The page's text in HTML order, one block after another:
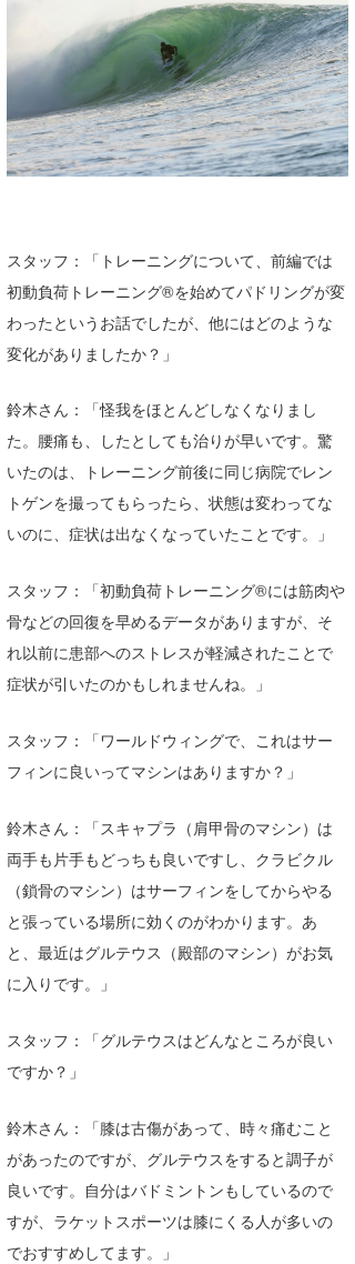
スタッフ：「トレーニングについて、前編では
初動負荷トレーニング®を始めてパドリングが変
わったというお話でしたが、他にはどのような
変化がありましたか？」
鈴木さん：「怪我をほとんどしなくなりまし
た。腰痛も、したとしても治りが早いです。驚
いたのは、トレーニング前後に同じ病院でレン
トゲンを撮ってもらったら、状態は変わってな
いのに、症状は出なくなっていたことです。」
スタッフ：「初動負荷トレーニング®には筋肉や
骨などの回復を早めるデータがありますが、そ
れ以前に患部へのストレスが軽減されたことで
症状が引いたのかもしれませんね。」
スタッフ：「ワールドウィングで、これはサー
フィンに良いってマシンはありますか？」
鈴木さん：「スキャプラ（肩甲骨のマシン）は
両手も片手もどっちも良いですし、クラビクル
（鎖骨のマシン）はサーフィンをしてからやる
と張っている場所に効くのがわかります。あ
と、最近はグルテウス（殿部のマシン）がお気
に入りです。」
スタッフ：「グルテウスはどんなところが良い
ですか？」
鈴木さん：「膝は古傷があって、時々痛むこと
があったのですが、グルテウスをすると調子が
良いです。自分はバドミントンもしているので
すが、ラケットスポーツは膝にくる人が多いの
でおすすめしてます。」